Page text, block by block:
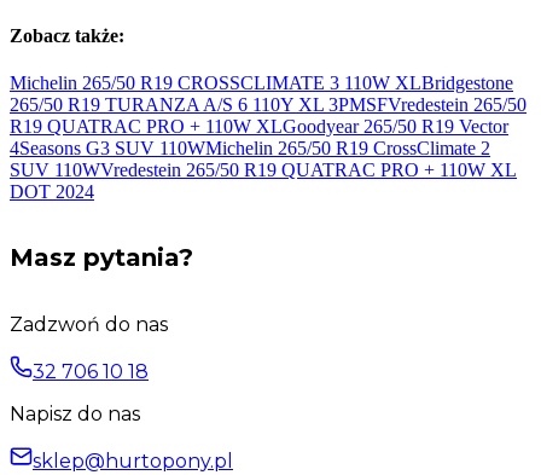
Zobacz także:
Michelin 265/50 R19 CROSSCLIMATE 3 110W XLBridgestone
265/50 R19 TURANZA A/S 6 110Y XL 3PMSFVredestein 265/50
R19 QUATRAC PRO + 110W XLGoodyear 265/50 R19 Vector
4Seasons G3 SUV 110WMichelin 265/50 R19 CrossClimate 2
SUV 110WVredestein 265/50 R19 QUATRAC PRO + 110W XL
DOT 2024
Masz pytania?
Zadzwoń do nas
32 706 10 18
Napisz do nas
sklep@hurtopony.pl